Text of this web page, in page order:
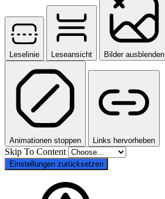
Leselinie Leseansicht Bilder ausblenden
Animationen stoppen Links hervorheben
Skip To Content
Einstellungen zurücksetzen